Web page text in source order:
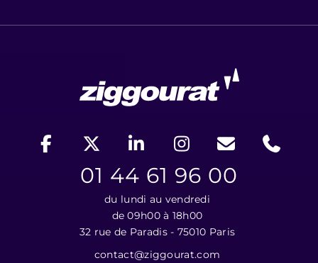
01 44 61 96 00
du lundi au vendredi
de 09h00 à 18h00
32 rue de Paradis - 75010 Paris
contact@ziggourat.com